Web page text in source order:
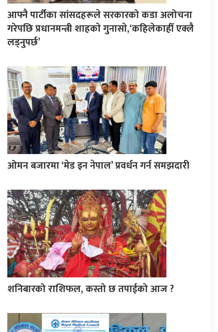
आफ्नै पार्टीका सांसदहरूले सरकारको कडा अलोचना
गरेपछि प्रधानमन्त्री शाहकाे गुनासाे,‘कहिलेकाहीँ एक्लै
लड्नुपर्छ’
ओमन बजारमा ‘मेड इन नेपाल’ प्रवर्धन गर्न समझदारी
शनिबारको राशिफल, कस्तो छ तपाईको आज ?